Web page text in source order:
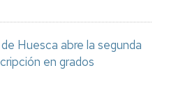
Huesca abre la segunda
en grados